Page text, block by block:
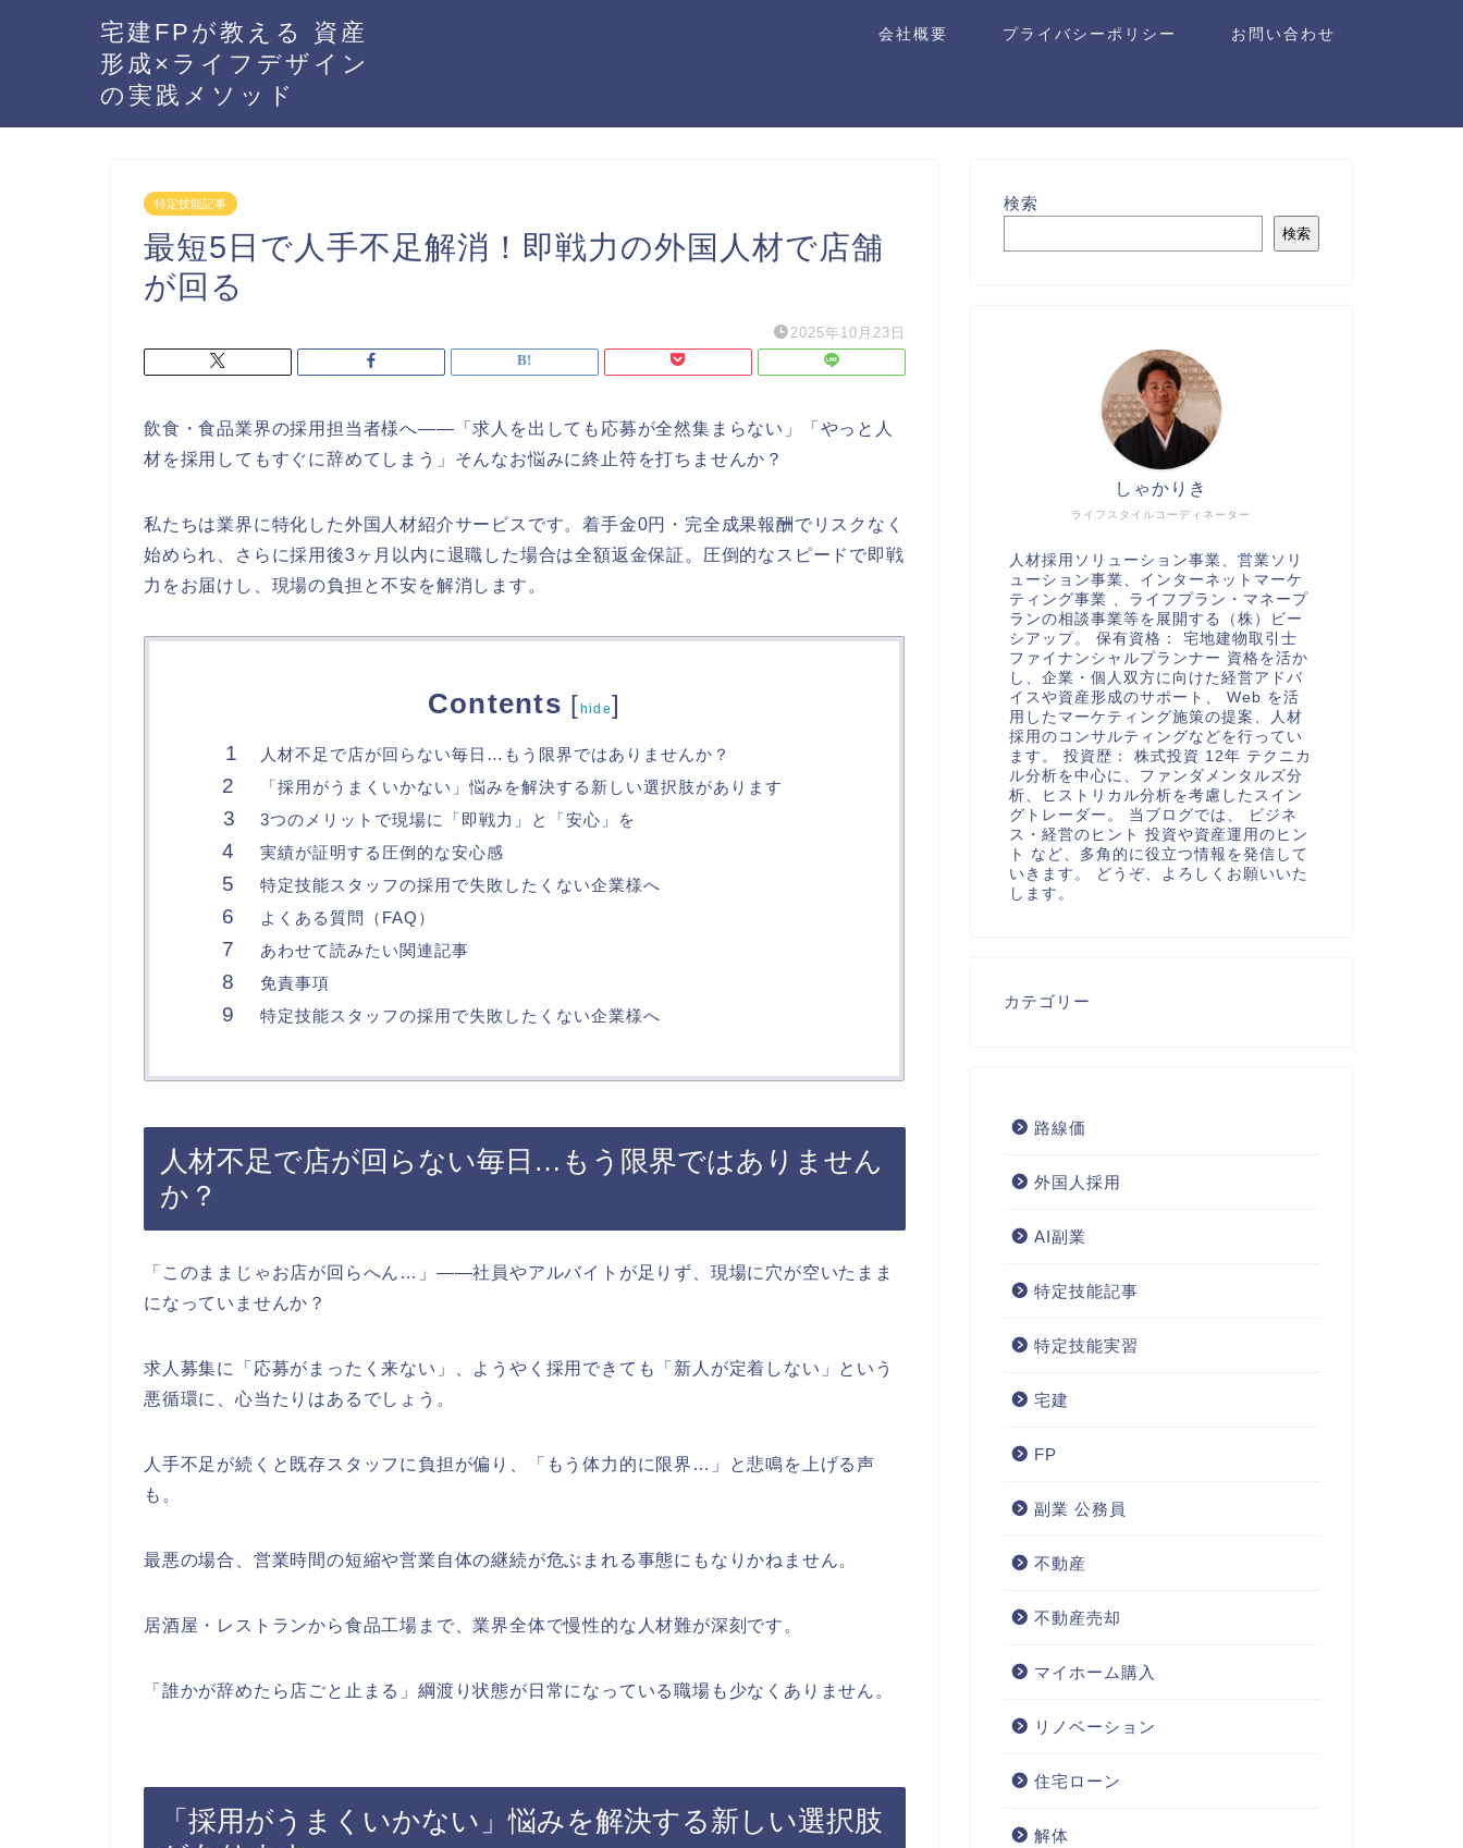
宅建FPが教える 資産
形成×ライフデザイン
の実践メソッド
会社概要 プライバシーポリシー お問い合わせ
特定技能記事
最短5日で人手不足解消！即戦力の外国人材で店舗
が回る
2025年10月23日
飲食・食品業界の採用担当者様へ——「求人を出しても応募が全然集まらない」「やっと人
材を採用してもすぐに辞めてしまう」そんなお悩みに終止符を打ちませんか？
私たちは業界に特化した外国人材紹介サービスです。着手金0円・完全成果報酬でリスクなく
始められ、さらに採用後3ヶ月以内に退職した場合は全額返金保証。圧倒的なスピードで即戦
力をお届けし、現場の負担と不安を解消します。
Contents [ hide]
人材不足で店が回らない毎日…もう限界ではありませんか？
「採用がうまくいかない」悩みを解決する新しい選択肢があります
3つのメリットで現場に「即戦力」と「安心」を
実績が証明する圧倒的な安心感
特定技能スタッフの採用で失敗したくない企業様へ
よくある質問（FAQ）
あわせて読みたい関連記事
免責事項
特定技能スタッフの採用で失敗したくない企業様へ
人材不足で店が回らない毎日…もう限界ではありません
か？
「このままじゃお店が回らへん…」——社員やアルバイトが足りず、現場に穴が空いたまま
になっていませんか？
求人募集に「応募がまったく来ない」、ようやく採用できても「新人が定着しない」という
悪循環に、心当たりはあるでしょう。
人手不足が続くと既存スタッフに負担が偏り、「もう体力的に限界…」と悲鳴を上げる声
も。
最悪の場合、営業時間の短縮や営業自体の継続が危ぶまれる事態にもなりかねません。
居酒屋・レストランから食品工場まで、業界全体で慢性的な人材難が深刻です。
「誰かが辞めたら店ごと止まる」綱渡り状態が日常になっている職場も少なくありません。
「採用がうまくいかない」悩みを解決する新しい選択肢
検索
検索
ライフスタイルコーディネーター
しゃかりき
人材採用ソリューション事業、営業ソリ
ューション事業、インターネットマーケ
ティング事業 、ライフプラン・マネープ
ランの相談事業等を展開する（株）ビー
シアップ。 保有資格： 宅地建物取引士
ファイナンシャルプランナー 資格を活か
し、企業・個人双方に向けた経営アドバ
イスや資産形成のサポート、 Web を活
用したマーケティング施策の提案、人材
採用のコンサルティングなどを行ってい
ます。 投資歴： 株式投資 12年 テクニカ
ル分析を中心に、ファンダメンタルズ分
析、ヒストリカル分析を考慮したスイン
グトレーダー。 当ブログでは、 ビジネ
ス・経営のヒント 投資や資産運用のヒン
ト など、多角的に役立つ情報を発信して
いきます。 どうぞ、よろしくお願いいた
します。
カテゴリー
路線価
外国人採用
AI副業
特定技能記事
特定技能実習
宅建
FP
副業 公務員
不動産
不動産売却
マイホーム購入
リノベーション
住宅ローン
解体